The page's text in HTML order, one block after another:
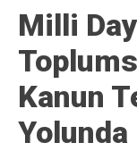
Milli
Kanun
Yolunda